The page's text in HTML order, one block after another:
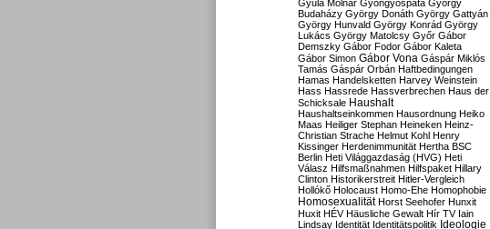
Gyula Molnár Gyöngyöspata György
Budaházy György Donáth György Gattyán
György Hunvald György Konrád György
Lukács György Matolcsy Győr Gábor
Demszky Gábor Fodor Gábor Kaleta
Gábor Simon Gábor Vona Gáspár Miklós
Tamás Gáspár Orbán Haftbedingungen
Hamas Handelsketten Harvey Weinstein
Hass Hassrede Hassverbrechen Haus der
Schicksale Haushalt
Haushaltseinkommen Hausordnung Heiko
Maas Heiliger Stephan Heineken Heinz-
Christian Strache Helmut Kohl Henry
Kissinger Herdenimmunität Hertha BSC
Berlin Heti Világgazdaság (HVG) Heti
Válasz Hilfsmaßnahmen Hilfspaket Hillary
Clinton Historikerstreit Hitler-Vergleich
Hollókő Holocaust Homo-Ehe Homophobie
Homosexualität Horst Seehofer Hunxit
Huxit HÉV Häusliche Gewalt Hír TV Iain
Lindsay Identität Identitätspolitik Ideologie